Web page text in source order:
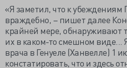
«Я заметил, что к убеждениям
враждебно, – пишет далее
крайней мере, обнаруживают
их в каком-то смешном виде...
врача в Генуеле (Ханвелле) 1
констатировать, что и здесь